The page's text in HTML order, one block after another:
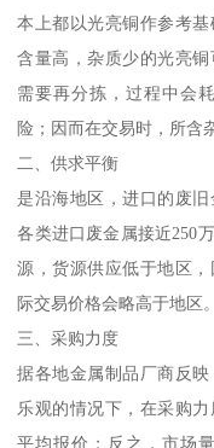
本上都以光亮铜作参考基
含量高，杂质少的光亮
需要再分拣，过程中会
险；因而在交易时，所含
二、供求平衡
是沿海地区，进口的废
各类进口废金属接近250
源，货源供应低于地区
际交易价格会略高于地区。
三、采购力度
据各地金属制品厂商反
乐观的情况下，在采购
平均报价；反之，市场